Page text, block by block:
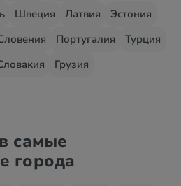
Швеция Латвия
Эстония
Португалия
Турция
Грузия
самые
города